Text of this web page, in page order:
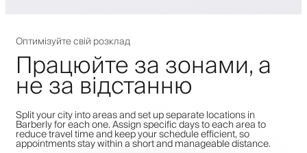
Оптимізуйте свій розклад
Працюйте за зонами, а
не за відстанню
Split your city into areas and set up separate locations in
Barberly for each one. Assign specific days to each area to
reduce travel time and keep your schedule efficient, so
appointments stay within a short and manageable distance.